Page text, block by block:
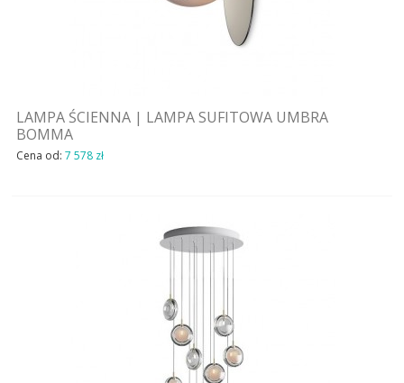
LAMPA ŚCIENNA | LAMPA SUFITOWA UMBRA
BOMMA
Cena od: 7 578 zł